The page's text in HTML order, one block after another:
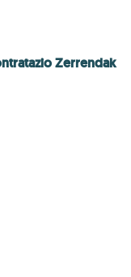
Zerrendak